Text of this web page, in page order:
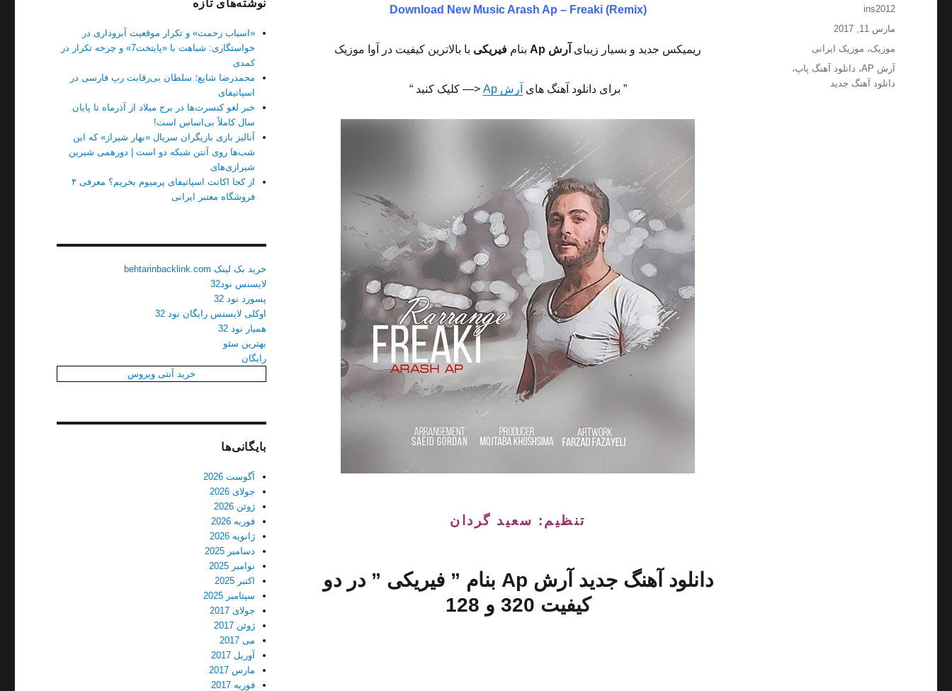
Download New MusicArash Ap – Freaki (Remix)
ریمیکس جدید و بسیار زیبای آرش Ap بنام فیریکی با بالاترین کیفیت در آوا موزیک
” برای دانلود آهنگ های آرش Ap <— کلیک کنید “
تنظیم: سعید گردان
دانلود آهنگ جدید آرش Ap بنام ” فیریکی
” در دو
کیفیت 320 و 128
نویسنده
ins2012
ارسال
شده
مارس 11, 2017
دسته‌ها
موزیک، موزیک ایرانی
برچسب‌ها
آرش AP ، دانلود آهنگ پاپ،
دانلود آهنگ جدید
نوشته‌های تازه
«اسباب زحمت» و تکرار موقعیت آبروداری در
خواستگاری: شباهت با «پایتخت7» و چرخه تکرار در
کمدی
محمدرضا شایع؛ سلطان بی‌رقابت رپ فارسی در
اسپاتیفای
خبر لغو کنسرت‌ها در برج میلاد از آذرماه تا پایان
سال کاملاً بی‌اساس است!
آنالیز بازی بازیگران سریال «بهار شیراز» که این
شب‌ها روی آنتن شبکه دو است | دورهمی شیرین
شیرازی‌های
از کجا اکانت اسپاتیفای پرمیوم بخریم؟ معرفی ۴
فروشگاه معتبر ایرانی
خرید بک لینک behtarinbacklink.com
لایسنس نود32
پسورد نود 32
اوکلی لایسنس رایگان نود 32
همیار نود 32
بهترین سئو
رایگان
خرید آنتی ویروس
بایگانی‌ها
آگوست 2026
جولای 2026
ژوئن 2026
فوریه 2026
ژانویه 2026
دسامبر 2025
نوامبر 2025
اکتبر 2025
سپتامبر 2025
جولای 2017
ژوئن 2017
می 2017
آوریل 2017
مارس 2017
فوریه 2017